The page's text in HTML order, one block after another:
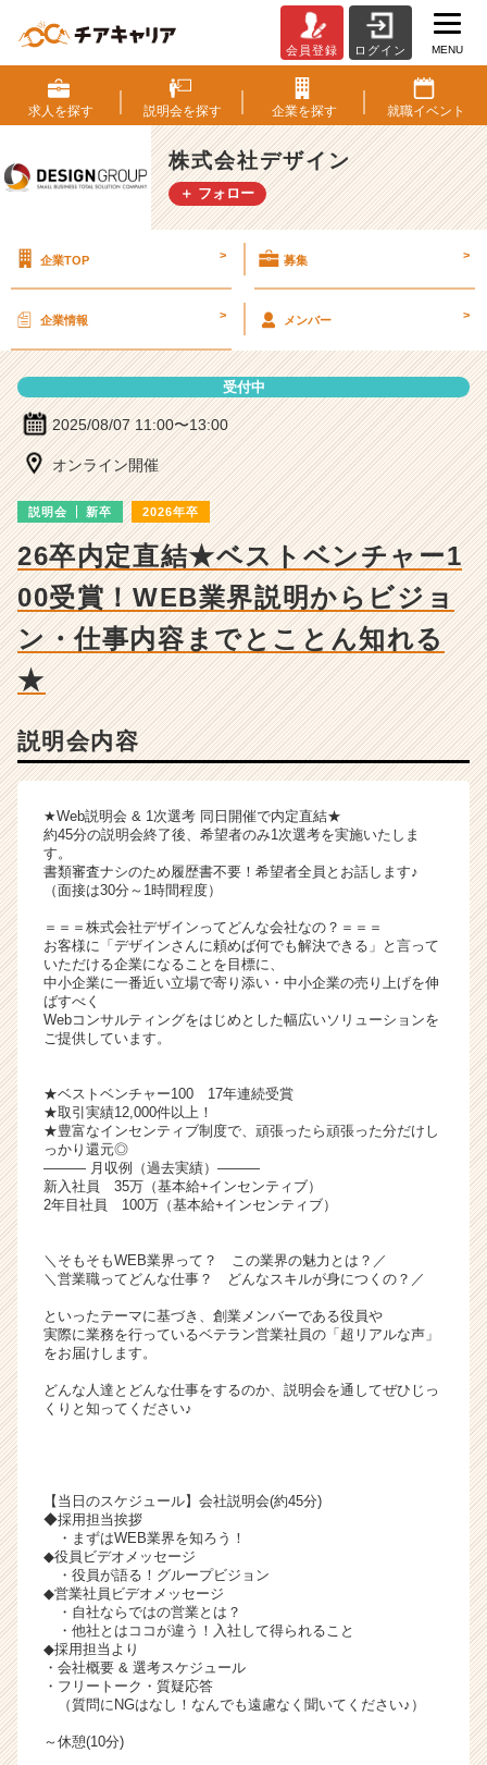
式
会
社
デ
ザ
イ
明
細
|
ベ
ン
成
長
企
業
か
ら
ス
届
就
活
イ
チ
ア
キ
リ
h
e
e
C
a
e
会員登録 ログイン MENU
求人を探す 説明会を探す 企業を探す 就職イベント
株式会社デザイン
＋ フォロー
企業TOP > 募集 >
企業情報 > メンバー >
受付中
2025/08/07 11:00〜13:00
オンライン開催
説明会 新卒 2026年卒
26卒内定直結★ベストベンチャー1
00受賞！WEB業界説明からビジョ
ン・仕事内容までとことん知れる
★
説明会内容
★Web説明会 & 1次選考 同日開催で内定直結★
約45分の説明会終了後、希望者のみ1次選考を実施いたしま
す。
書類審査ナシのため履歴書不要！希望者全員とお話します♪
（面接は30分～1時間程度）
＝＝＝株式会社デザインってどんな会社なの？＝＝＝
お客様に「デザインさんに頼めば何でも解決できる」と言って
いただける企業になることを目標に、
中小企業に一番近い立場で寄り添い・中小企業の売り上げを伸
ばすべく
Webコンサルティングをはじめとした幅広いソリューションを
ご提供しています。
★ベストベンチャー100 17年連続受賞
★取引実績12,000件以上！
★豊富なインセンティブ制度で、頑張ったら頑張った分だけし
っかり還元◎
――― 月収例（過去実績）―――
新入社員 35万（基本給+インセンティブ）
2年目社員 100万（基本給+インセンティブ）
＼そもそもWEB業界って？ この業界の魅力とは？／
＼営業職ってどんな仕事？ どんなスキルが身につくの？／
といったテーマに基づき、創業メンバーである役員や
実際に業務を行っているベテラン営業社員の「超リアルな声」
をお届けします。
どんな人達とどんな仕事をするのか、説明会を通してぜひじっ
くりと知ってください♪
【当日のスケジュール】会社説明会(約45分)
◆採用担当挨拶
・まずはWEB業界を知ろう！
◆役員ビデオメッセージ
・役員が語る！グループビジョン
◆営業社員ビデオメッセージ
・自社ならではの営業とは？
・他社とはココが違う！入社して得られること
◆採用担当より
・会社概要 & 選考スケジュール
・フリートーク・質疑応答
（質問にNGはなし！なんでも遠慮なく聞いてください♪）
～休憩(10分)